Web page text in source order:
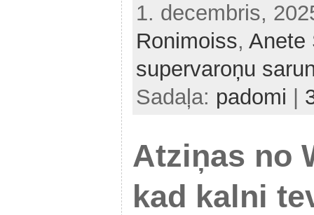
1. decembris,
Ronimoiss, Anete
supervaroņu
Sadaļa: padomi
Atziņas no
kad kalni